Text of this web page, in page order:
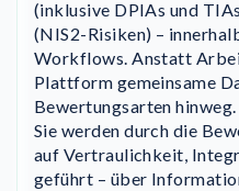
(inklusive DPIAs und
(NIS2-Risiken) –
Workflows. Anstatt
Plattform gemeinsame
Bewertungsarten hinweg.
Sie werden durch die
auf Vertraulichkeit,
geführt – über